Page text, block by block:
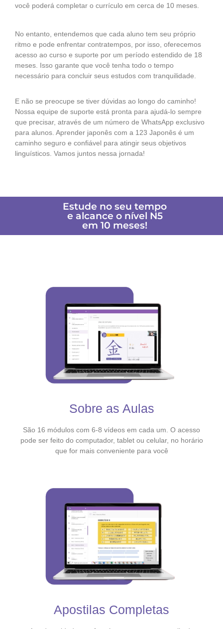
você poderá completar o currículo em cerca de 10 meses.
No entanto, entendemos que cada aluno tem seu próprio
ritmo e pode enfrentar contratempos, por isso, oferecemos
acesso ao curso e suporte por um período estendido de 18
meses. Isso garante que você tenha todo o tempo
necessário para concluir seus estudos com tranquilidade.
E não se preocupe se tiver dúvidas ao longo do caminho!
Nossa equipe de suporte está pronta para ajudá-lo sempre
que precisar, através de um número de WhatsApp exclusivo
para alunos. Aprender japonês com a 123 Japonês é um
caminho seguro e confiável para atingir seus objetivos
linguísticos. Vamos juntos nessa jornada!
Estude no seu tempo
e alcance o nível N5
em 10 meses!
Sobre as Aulas
São 16 módulos com 6-8 vídeos em cada um. O acesso
pode ser feito do computador, tablet ou celular, no horário
que for mais conveniente para você
Apostilas Completas